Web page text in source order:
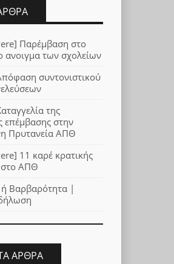
Παρέμβαση στο
των σχολείων
συντονιστικού
της
επέμβασης στην
Πρυτανεία ΑΠΘ
11 καρέ κρατικής
στο ΑΠΘ
Βαρβαρότητα |
ΆΡΘΡΑ